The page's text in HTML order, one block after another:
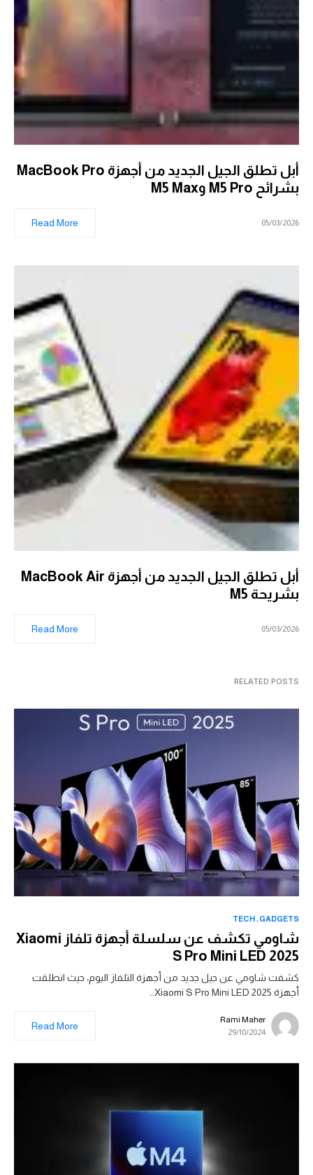
أبل تطلق الجيل الجديد من أجهزة MacBook Pro
بشرائح M5 Pro وM5 Max
05/03/2026
Read More
أبل تطلق الجيل الجديد من أجهزة MacBook Air
بشريحة M5
05/03/2026
Read More
RELATED POSTS
GADGETS
TECH
شاومي تكشف عن سلسلة أجهزة تلفاز Xiaomi
S Pro Mini LED 2025
كشفت شاومي عن جيل جديد من أجهزة التلفاز اليوم، حيث انطلقت
أجهزة Xiaomi S Pro Mini LED 2025…
Rami Maher
29/10/2024
Read More